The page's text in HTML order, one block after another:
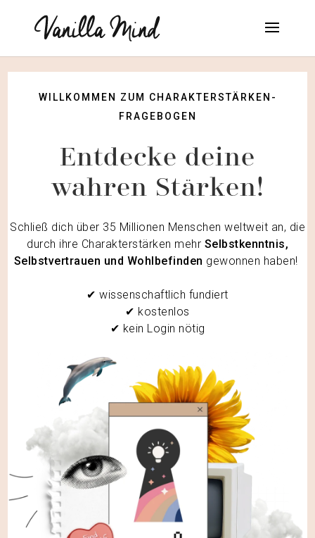
WILLKOMMEN ZUM CHARAKTERSTÄRKEN-
FRAGEBOGEN
Entdecke deine
wahren Stärken!
Schließ dich über 35 Millionen Menschen weltweit an, die
durch ihre Charakterstärken mehr Selbstkenntnis,
Selbstvertrauen und Wohlbefinden gewonnen haben!
✔ wissenschaftlich fundiert
✔ kostenlos
✔ kein Login nötig